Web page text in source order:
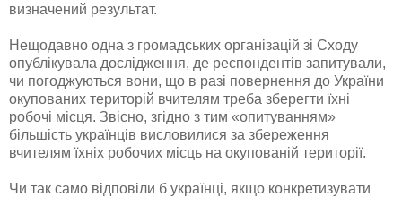
визначений результат.
Нещодавно одна з громадських організацій зі Сходу
опублікувала дослідження, де респондентів запитували,
чи погоджуються вони, що в разі повернення до України
окупованих територій вчителям треба зберегти їхні
робочі місця. Звісно, згідно з тим «опитуванням»
більшість українців висловилися за збереження
вчителям їхніх робочих місць на окупованій території.
Чи так само відповіли б українці, якщо конкретизувати